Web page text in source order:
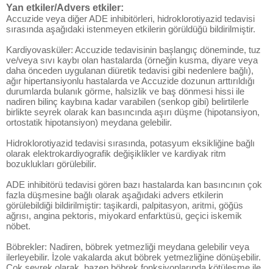
Yan etkiler/Advers etkiler:
Accuzide veya diğer ADE inhibitörleri, hidroklorotiyazid tedavisi
sırasında aşağıdaki istenmeyen etkilerin görüldüğü bildirilmiştir.
Kardiyovasküler: Accuzide tedavisinin başlangıç döneminde, tuz
ve/veya sıvı kaybı olan hastalarda (örneğin kusma, diyare veya
daha önceden uygulanan diüretik tedavisi gibi nedenlere bağlı),
ağır hipertansiyonlu hastalarda ve Accuzide dozunun arttırıldığı
durumlarda bulanık görme, halsizlik ve baş dönmesi hissi ile
nadiren bilinç kaybına kadar varabilen (senkop gibi) belirtilerle
birlikte seyrek olarak kan basıncında aşırı düşme (hipotansiyon,
ortostatik hipotansiyon) meydana gelebilir.
Hidroklorotiyazid tedavisi sırasında, potasyum eksikliğine bağlı
olarak elektrokardiyografik değişiklikler ve kardiyak ritm
bozuklukları görülebilir.
ADE inhibitörü tedavisi gören bazı hastalarda kan basıncının çok
fazla düşmesine bağlı olarak aşağıdaki advers etkilerin
görülebildiği bildirilmiştir: taşikardi, palpitasyon, aritmi, göğüs
ağrısı, angina pektoris, miyokard enfarktüsü, geçici iskemik
nöbet.
Böbrekler: Nadiren, böbrek yetmezliği meydana gelebilir veya
ilerleyebilir. İzole vakalarda akut böbrek yetmezliğine dönüşebilir.